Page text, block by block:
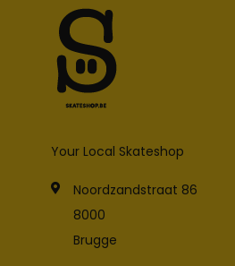
Your Local Skateshop
Noordzandstraat 86
8000
Brugge